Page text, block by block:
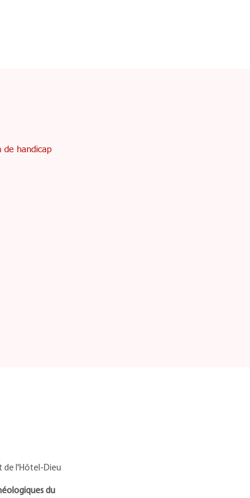
de handicap
de l'Hôtel-Dieu
du